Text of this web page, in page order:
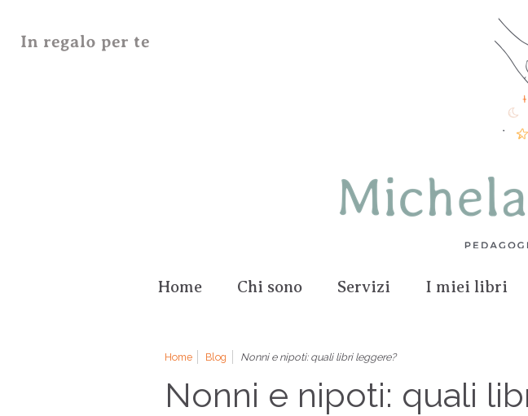
Home Chi sono Servizi I miei libri
Home Blog Nonni e nipoti: quali libri leggere?
Nonni e nipoti: quali